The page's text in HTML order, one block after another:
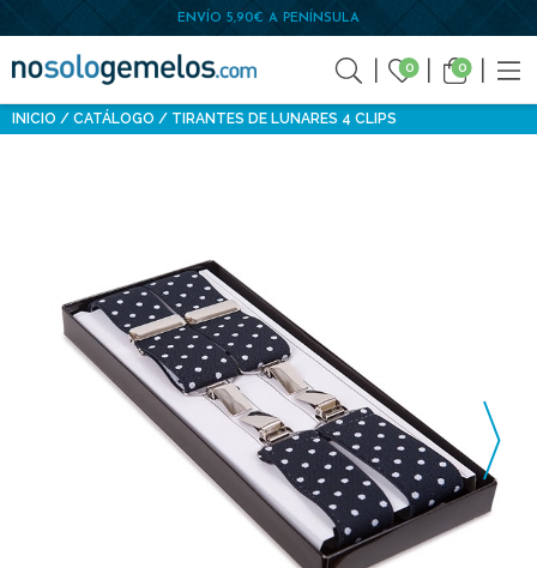
ENVÍO 5,90€ A PENÍNSULA
0 0
INICIO CATÁLOGO TIRANTES DE LUNARES 4 CLIPS